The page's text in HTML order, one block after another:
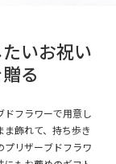
いお祝い
る
ドフラワーで用意し
飾れて、持ち歩き
プリザーブドフラワ